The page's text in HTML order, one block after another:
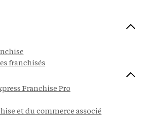
franchisés
Franchise Pro
et du commerce associé